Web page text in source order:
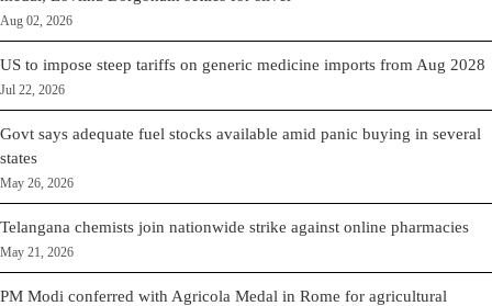
Aug 02, 2026
US to impose steep tariffs on generic medicine imports from Aug 2028
Jul 22, 2026
Govt says adequate fuel stocks available amid panic buying in several
states
May 26, 2026
Telangana chemists join nationwide strike against online pharmacies
May 21, 2026
PM Modi conferred with Agricola Medal in Rome for agricultural